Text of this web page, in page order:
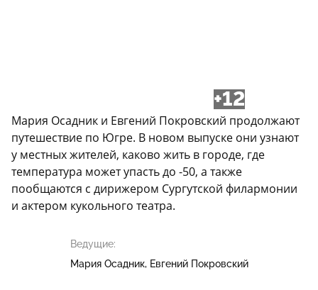
+12
Мария Осадник и Евгений Покровский продолжают
путешествие по Югре. В новом выпуске они узнают
у местных жителей, каково жить в городе, где
температура может упасть до -50, а также
пообщаются с дирижером Сургутской филармонии
и актером кукольного театра.
Ведущие:
Мария Осадник Евгений Покровский